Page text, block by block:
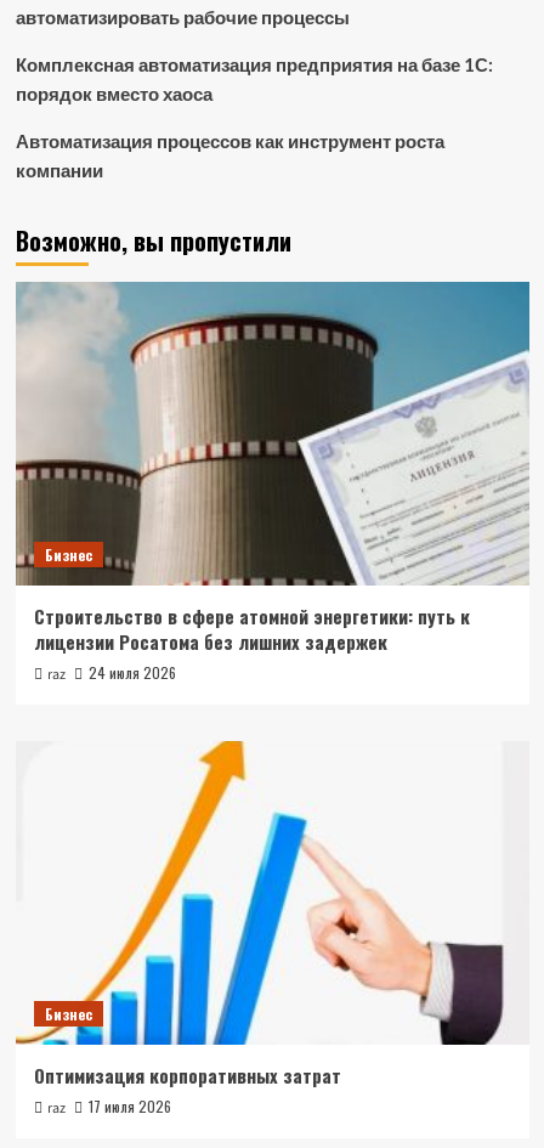
автоматизировать рабочие процессы
Комплексная автоматизация предприятия на базе 1С:
порядок вместо хаоса
Автоматизация процессов как инструмент роста
компании
Возможно, вы пропустили
Бизнес
Строительство в сфере атомной энергетики: путь к
лицензии Росатома без лишних задержек
raz 24 июля 2026
Бизнес
Оптимизация корпоративных затрат
raz 17 июля 2026